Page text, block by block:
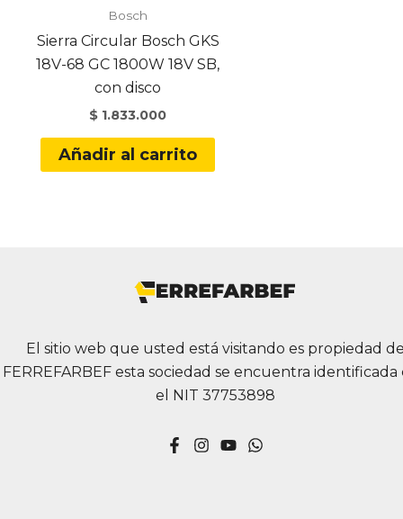
Bosch
Sierra Circular Bosch GKS
18V-68 GC 1800W 18V SB,
con disco
$ 1.833.000
Añadir al carrito
El sitio web que usted está visitando es propiedad
FERREFARBEF esta sociedad se encuentra identificada
el NIT 37753898